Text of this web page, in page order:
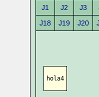
J1 J2 J3
J18
J19 J20
hola4